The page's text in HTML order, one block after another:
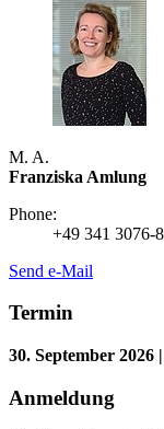
M. A.
Franziska Amlung
Phone:
+49 341 3076-
Send e-Mail
Termin
30. September 2026
Anmeldung